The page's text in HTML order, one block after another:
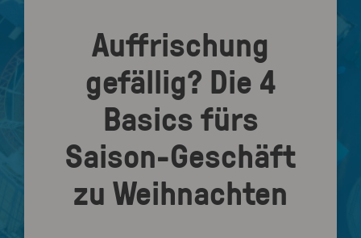
Auffrischung
gefällig? Die 4
Basics fürs
Saison-Geschäft
zu Weihnachten